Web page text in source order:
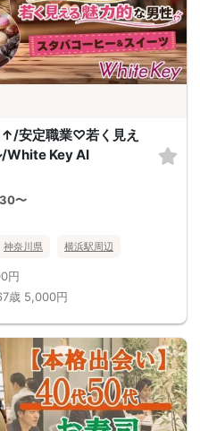
↑/安定職業♡若く見え
/White Key AI
〜
神奈川県 横浜駅周辺
円
歳 5,000円